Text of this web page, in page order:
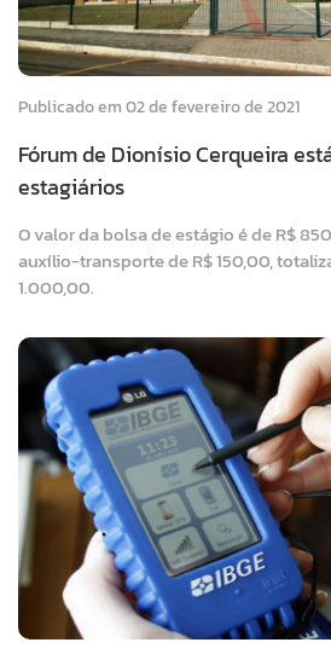
Publicado em 02 de fevereiro de 2021
Fórum de Dionísio Cerqueira
estagiários
O valor da bolsa de estágio é de R$
auxílio-transporte de R$ 150,00,
1.000,00.